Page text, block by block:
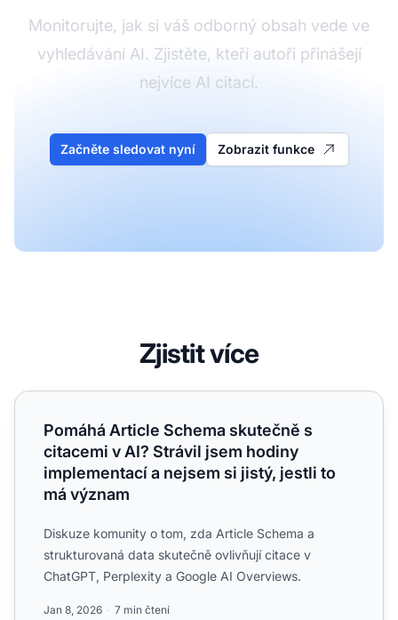
Monitorujte, jak si váš odborný obsah vede ve
vyhledávání AI. Zjistěte, kteří autoři přinášejí
nejvíce AI citací.
Začněte sledovat nyní Zobrazit funkce
Zjistit více
Pomáhá Article Schema skutečně s citacemi v AI?
Pomáhá Article Schema skutečně s
citacemi v AI? Strávil jsem hodiny
implementací a nejsem si jistý, jestli to
má význam
Diskuze komunity o tom, zda Article Schema a
strukturovaná data skutečně ovlivňují citace v
ChatGPT, Perplexity a Google AI Overviews.
Jan 8, 2026 7 min čtení